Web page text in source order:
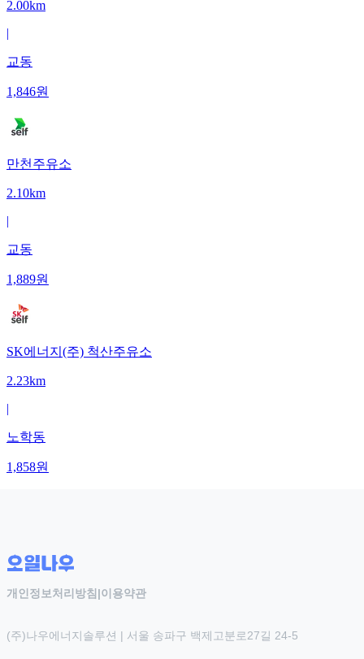
2.00km
|
교동
1,846원
만천주유소
2.10km
|
교동
1,889원
SK에너지(주) 척산주유소
2.23km
|
노학동
1,858원
개인정보처리방침 |이용약관
(주)나우에너지솔루션 | 서울 송파구 백제고분로27길 24-5